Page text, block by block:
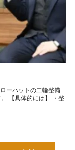
ーハットの二輪整備
【具体的には】 ・整